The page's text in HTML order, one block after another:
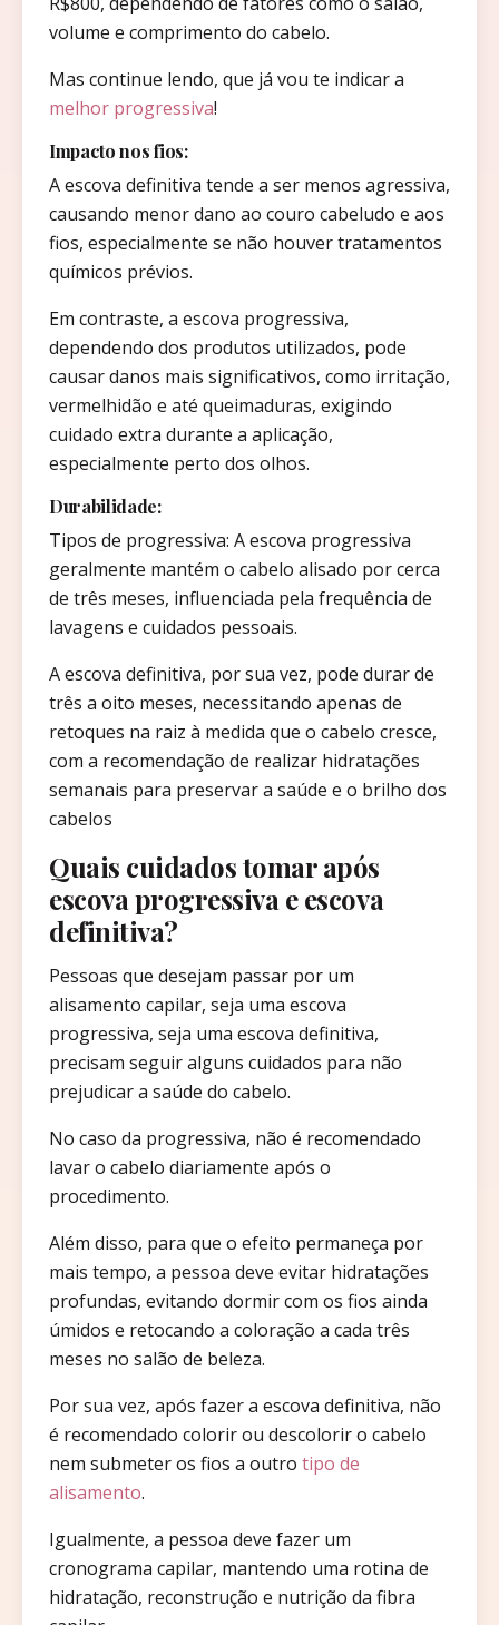
volume e comprimento do cabelo.
Mas continue lendo, que já vou te indicar a
melhor progressiva!
Impacto nos fios:
A escova definitiva tende a ser menos agressiva,
causando menor dano ao couro cabeludo e aos
fios, especialmente se não houver tratamentos
químicos prévios.
Em contraste, a escova progressiva,
dependendo dos produtos utilizados, pode
causar danos mais significativos, como irritação,
vermelhidão e até queimaduras, exigindo
cuidado extra durante a aplicação,
especialmente perto dos olhos.
Durabilidade:
Tipos de progressiva: A escova progressiva
geralmente mantém o cabelo alisado por cerca
de três meses, influenciada pela frequência de
lavagens e cuidados pessoais.
A escova definitiva, por sua vez, pode durar de
três a oito meses, necessitando apenas de
retoques na raiz à medida que o cabelo cresce,
com a recomendação de realizar hidratações
semanais para preservar a saúde e o brilho dos
cabelos
Quais cuidados tomar após
escova progressiva e escova
definitiva?
Pessoas que desejam passar por um
alisamento capilar, seja uma escova
progressiva, seja uma escova definitiva,
precisam seguir alguns cuidados para não
prejudicar a saúde do cabelo.
No caso da progressiva, não é recomendado
lavar o cabelo diariamente após o
procedimento.
Além disso, para que o efeito permaneça por
mais tempo, a pessoa deve evitar hidratações
profundas, evitando dormir com os fios ainda
úmidos e retocando a coloração a cada três
meses no salão de beleza.
Por sua vez, após fazer a escova definitiva, não
é recomendado colorir ou descolorir o cabelo
nem submeter os fios a outro tipo de
alisamento.
Igualmente, a pessoa deve fazer um
cronograma capilar, mantendo uma rotina de
hidratação, reconstrução e nutrição da fibra